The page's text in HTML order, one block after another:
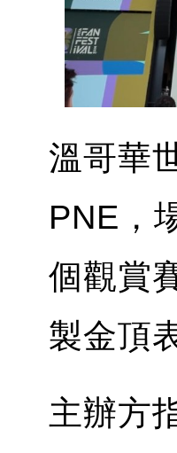
溫哥華
PNE，
個觀賞
製金頂
主辦方